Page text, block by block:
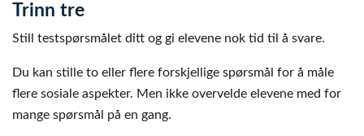
Trinn tre
Still testspørsmålet ditt og gi elevene nok tid til å svare.
Du kan stille to eller flere forskjellige spørsmål for å måle
flere sosiale aspekter. Men ikke overvelde elevene med for
mange spørsmål på en gang.